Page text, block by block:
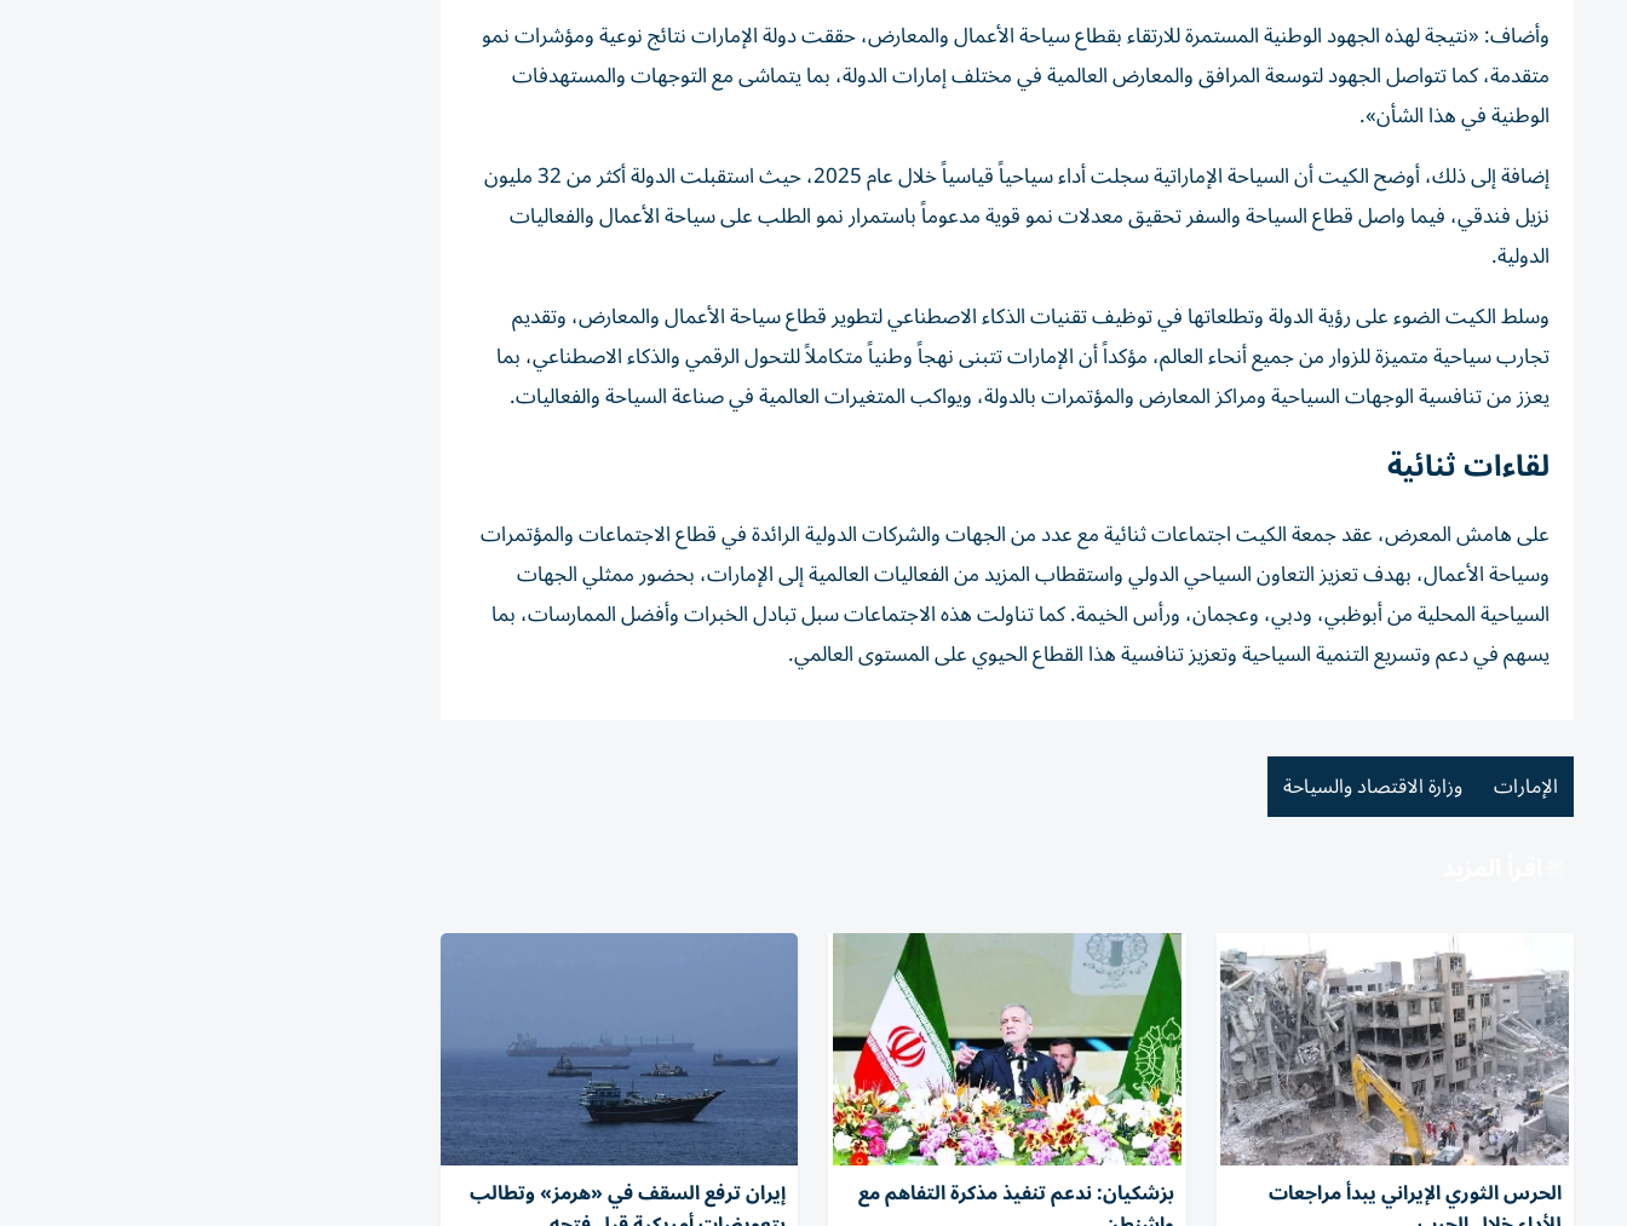
وأضاف: «نتيجة لهذه الجهود الوطنية المستمرة للارتقاء بقطاع سياحة الأعمال والمعارض، حققت دولة الإمارات نتائج نوعية ومؤشرات نمو
متقدمة، كما تتواصل الجهود لتوسعة المرافق والمعارض العالمية في مختلف إمارات الدولة، بما يتماشى مع التوجهات والمستهدفات
الوطنية في هذا الشأن».
إضافة إلى ذلك، أوضح الكيت أن السياحة الإماراتية سجلت أداء سياحياً قياسياً خلال عام 2025، حيث استقبلت الدولة أكثر من 32 مليون
نزيل فندقي، فيما واصل قطاع السياحة والسفر تحقيق معدلات نمو قوية مدعوماً باستمرار نمو الطلب على سياحة الأعمال والفعاليات
الدولية.
وسلط الكيت الضوء على رؤية الدولة وتطلعاتها في توظيف تقنيات الذكاء الاصطناعي لتطوير قطاع سياحة الأعمال والمعارض، وتقديم
تجارب سياحية متميزة للزوار من جميع أنحاء العالم، مؤكداً أن الإمارات تتبنى نهجاً وطنياً متكاملاً للتحول الرقمي والذكاء الاصطناعي، بما
يعزز من تنافسية الوجهات السياحية ومراكز المعارض والمؤتمرات بالدولة، ويواكب المتغيرات العالمية في صناعة السياحة والفعاليات.
لقاءات ثنائية
على هامش المعرض، عقد جمعة الكيت اجتماعات ثنائية مع عدد من الجهات والشركات الدولية الرائدة في قطاع الاجتماعات والمؤتمرات
وسياحة الأعمال، بهدف تعزيز التعاون السياحي الدولي واستقطاب المزيد من الفعاليات العالمية إلى الإمارات، بحضور ممثلي الجهات
السياحية المحلية من أبوظبي، ودبي، وعجمان، ورأس الخيمة. كما تناولت هذه الاجتماعات سبل تبادل الخبرات وأفضل الممارسات، بما
يسهم في دعم وتسريع التنمية السياحية وتعزيز تنافسية هذا القطاع الحيوي على المستوى العالمي.
الإمارات وزارة الاقتصاد والسياحة
الحرس الثوري الإيراني يبدأ مراجعات بزشكيان: ندعم تنفيذ مذكرة التفاهم مع إيران ترفع السقف في «هرمز» وتطالب